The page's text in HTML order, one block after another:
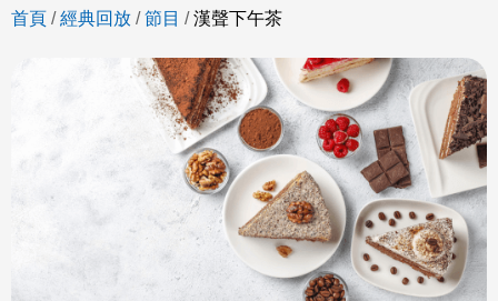
首頁 /經典回放 /節目 /漢聲下午茶